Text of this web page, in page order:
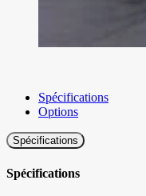
Spécifications
Options
Spécifications
Spécifications